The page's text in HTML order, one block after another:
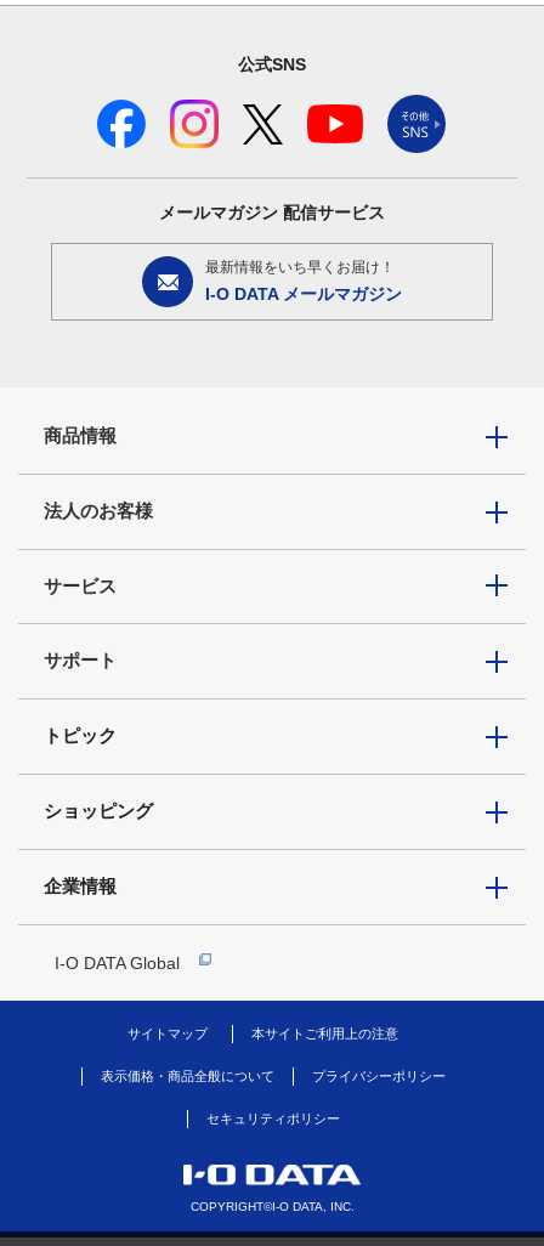
公式SNS
メールマガジン 配信サービス
最新情報をいち早くお届け！
I-O DATA メールマガジン
商品情報
法人のお客様
サービス
サポート
トピック
ショッピング
企業情報
I-O DATA Global
サイトマップ 本サイトご利用上の注意
表示価格・商品全般について プライバシーポリシー
セキュリティポリシー
COPYRIGHT©I-O DATA, INC.